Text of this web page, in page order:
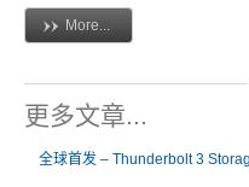
常见问题
More...
更多文章...
全球首发 – Thunderbolt 3